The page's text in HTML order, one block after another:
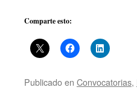
Comparte esto:
Publicado en Convocatorias,